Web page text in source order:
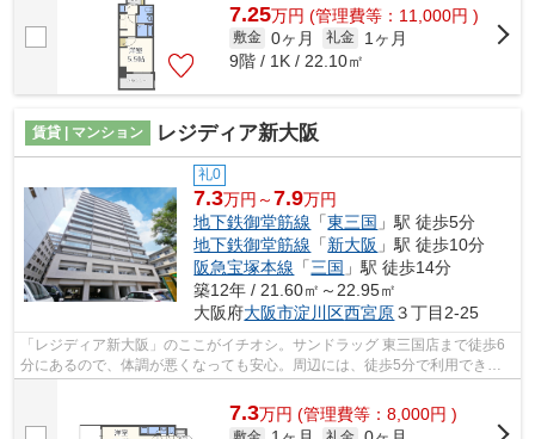
7.25万円 (管理費等：11,000円 )
敷金 0ヶ月 礼金
1ヶ月
9階 / 1K / 22.10㎡
賃貸 | マンション レジディア新大阪
礼0
7.3万円～7.9万円
地下鉄御堂筋線 「東三国 」駅 徒歩5分
地下鉄御堂筋線 「新大阪 」駅 徒歩10分
阪急宝塚本線 「三国 」駅 徒歩14分
築12年 / 21.60㎡～22.95㎡
大阪府大阪市淀川区西宮原３丁目2-25
「レジディア新大阪」のここがイチオシ。サンドラッグ 東三国店まで徒歩6
分にあるので、体調が悪くなっても安心。周辺には、徒歩5分で利用できる
駅があります。初期費用のカード決済が...
7.3万円 (管理費等：8,000円 )